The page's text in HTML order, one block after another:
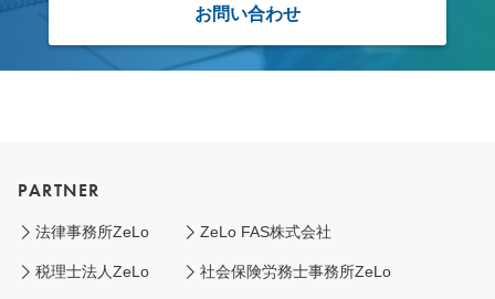
お問い合わせ
PARTNER
法律事務所ZeLo ZeLo FAS株式会社
税理士法人ZeLo 社会保険労務士事務所ZeLo